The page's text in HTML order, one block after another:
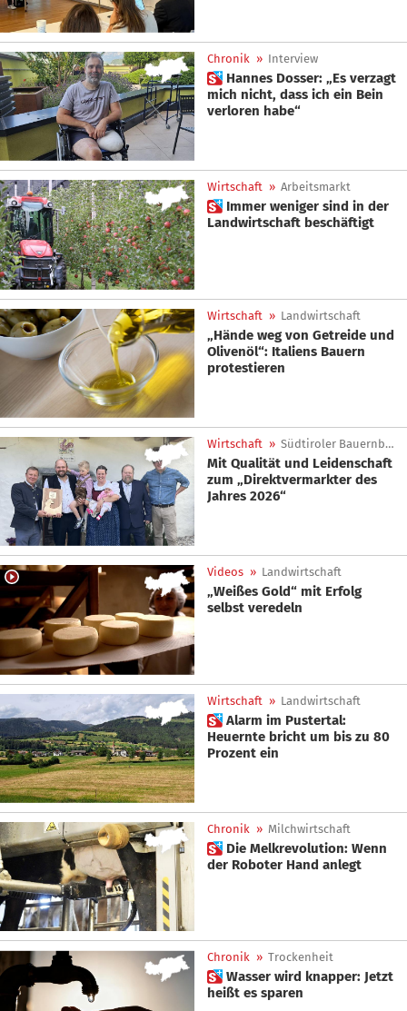
Chronik » Interview
 Hannes Dosser: „Es verzagt
mich nicht, dass ich ein Bein
verloren habe“
Wirtschaft » Arbeitsmarkt
 Immer weniger sind in der
Landwirtschaft beschäftigt
Wirtschaft » Landwirtschaft
„Hände weg von Getreide und
Olivenöl“: Italiens Bauern
protestieren
Wirtschaft » Südtiroler Bauernbund
Mit Qualität und Leidenschaft
zum „Direktvermarkter des
Jahres 2026“
Videos » Landwirtschaft
„Weißes Gold“ mit Erfolg
selbst veredeln
Wirtschaft » Landwirtschaft
 Alarm im Pustertal:
Heuernte bricht um bis zu 80
Prozent ein
Chronik » Milchwirtschaft
 Die Melkrevolution: Wenn
der Roboter Hand anlegt
Chronik » Trockenheit
 Wasser wird knapper: Jetzt
heißt es sparen